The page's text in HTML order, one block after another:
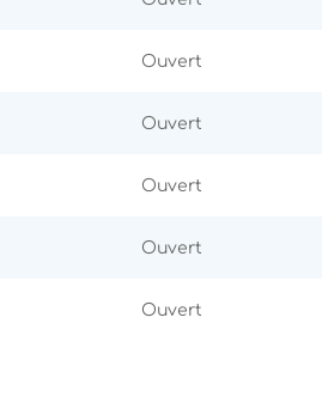
Ouvert
Ouvert
Ouvert
Ouvert
Ouvert